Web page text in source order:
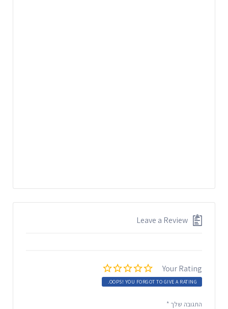
Leave a Review
Your Rating
OOPS! YOU FORGOT TO GIVE A RATING.
התגובה שלך *